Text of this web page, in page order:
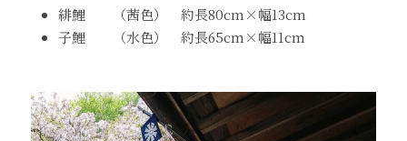
緋鯉　　（茜色）　約長80cm×幅13cm
子鯉　　（水色）　約長65cm×幅11cm